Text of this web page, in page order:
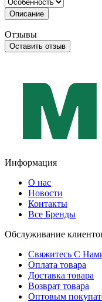
Описание
Отзывы
Оставить отзыв
Информация
О нас
Новости
Контакты
Все Бренды
Обслуживание
Свяжитесь С
Оплата товара
Доставка товара
Возврат товара
Оптовым